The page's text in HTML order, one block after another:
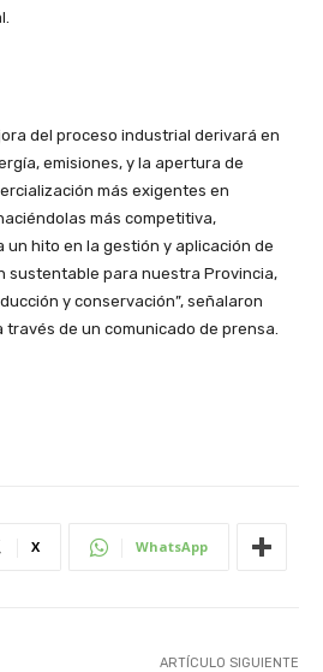
del proceso industrial derivará en
emisiones, y la apertura de
más exigentes en
más competitiva,
hito en la gestión y aplicación de
sustentable para nuestra Provincia,
y conservación”, señalaron
de un comunicado de prensa.
X WhatsApp
ARTÍCULO SIGUIENTE